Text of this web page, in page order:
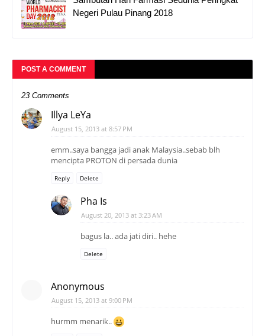
Negeri Pulau Pinang 2018
POST A COMMENT
23 Comments
Illya LeYa
August 15, 2013 at 8:57 PM
emm..saya bangga jadi anak Malaysia..sebab blh
mencipta PROTON di persada dunia
Reply Delete
Pha Is
August 20, 2013 at 3:23 AM
bagus la.. ada jati diri.. hehe
Delete
Anonymous
August 15, 2013 at 9:00 PM
hurmm menarik..